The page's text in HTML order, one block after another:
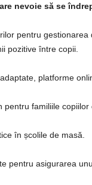
nevoie să se
pentru
pozitive între copii.
platforme
familiile copiilor
în școlile de masă.
pentru asigurarea